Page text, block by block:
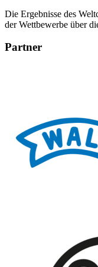
Die Ergebnisse des
der Wettbewerbe über
Partner